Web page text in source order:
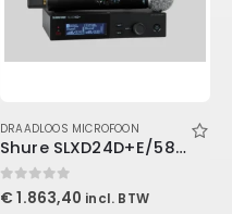
DRAADLOOS MICROFOON
Shure SLXD24D+E/58-K55
0out of 5
€ 1.863,40 incl. BTW